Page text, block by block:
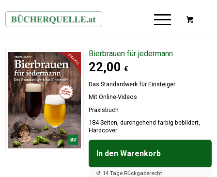
Bierbrauen für jedermann
22,00 €
Das Standardwerk für Einsteiger
Mit Online-Videos
Praxisbuch
184 Seiten, durchgehend farbig bebildert,
Hardcover
In den Warenkorb
↺ 14 Tage Rückgaberecht